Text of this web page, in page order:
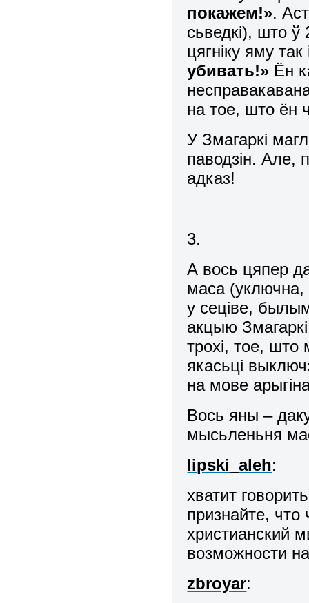
покажем!».
сьведкі), што ў
цягніку яму так
убивать!» Ён
на тое, што ён
У Змагаркі
паводзін. Але,
адказ!
3.
А вось цяпер
маса (уключна,
у сеціве,
акцыю
трохі, тое,
якасьці
на мове
Вось яны –
мысьленьня
lipski_aleh:
хватит
признайте,
христианский
возможности
zbroyar: